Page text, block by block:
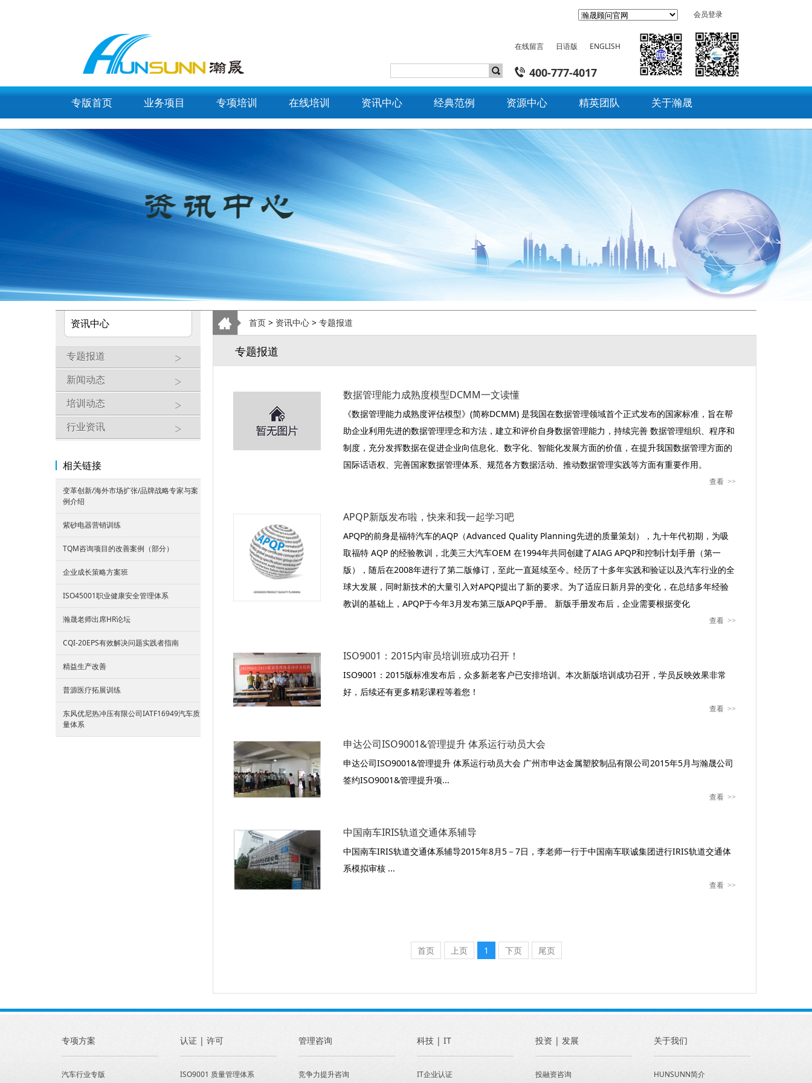
会员登录
在线留言 日语版 ENGLISH
400-777-4017
专版首页 业务项目 专项培训 在线培训 资讯中心 经典范例 资源中心 精英团队 关于瀚晟
资讯中心
专题报道
新闻动态
培训动态
行业资讯
相关链接
变革创新/海外市场扩张/品牌战略专家与案
例介绍
紫砂电器营销训练
TQM咨询项目的改善案例（部分）
企业成长策略方案班
ISO45001职业健康安全管理体系
瀚晟老师出席HR论坛
CQI-20EPS有效解决问题实践者指南
精益生产改善
普源医疗拓展训练
东风优尼热冲压有限公司IATF16949汽车质
量体系
首页 > 资讯中心 > 专题报道
专题报道
数据管理能力成熟度模型DCMM一文读懂
《数据管理能力成熟度评估模型》(简称DCMM) 是我国在数据管理领域首个正式发布的国家标准，旨在帮
助企业利用先进的数据管理理念和方法，建立和评价自身数据管理能力，持续完善 数据管理组织、程序和
制度，充分发挥数据在促进企业向信息化、数字化、智能化发展方面的价值，在提升我国数据管理方面的
国际话语权、完善国家数据管理体系、规范各方数据活动、推动数据管理实践等方面有重要作用。
查看 >>
APQP新版发布啦，快来和我一起学习吧
APQP的前身是福特汽车的AQP（Advanced Quality Planning先进的质量策划），九十年代初期，为吸
取福特 AQP 的经验教训，北美三大汽车OEM 在1994年共同创建了AIAG APQP和控制计划手册（第一
版），随后在2008年进行了第二版修订，至此一直延续至今。经历了十多年实践和验证以及汽车行业的全
球大发展，同时新技术的大量引入对APQP提出了新的要求。为了适应日新月异的变化，在总结多年经验
教训的基础上，APQP于今年3月发布第三版APQP手册。 新版手册发布后，企业需要根据变化
查看 >>
ISO9001：2015内审员培训班成功召开！
ISO9001：2015版标准发布后，众多新老客户已安排培训。本次新版培训成功召开，学员反映效果非常
好，后续还有更多精彩课程等着您！
查看 >>
申达公司ISO9001&管理提升 体系运行动员大会
申达公司ISO9001&管理提升 体系运行动员大会 广州市申达金属塑胶制品有限公司2015年5月与瀚晟公司
签约ISO9001&管理提升项...
查看 >>
中国南车IRIS轨道交通体系辅导
中国南车IRIS轨道交通体系辅导2015年8月5－7日，李老师一行于中国南车联诚集团进行IRIS轨道交通体
系模拟审核 ...
查看 >>
首页 上页 1 下页 尾页
专项方案
汽车行业专版
认证 | 许可
ISO9001 质量管理体系
管理咨询
竞争力提升咨询
科技 | IT
IT企业认证
投资 | 发展
投融资咨询
关于我们
HUNSUNN简介